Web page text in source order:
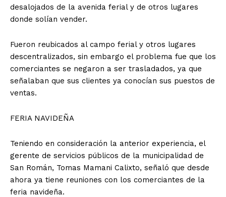
desalojados de la avenida ferial y de otros lugares
donde solían vender.
Fueron reubicados al campo ferial y otros lugares
descentralizados, sin embargo el problema fue que los
comerciantes se negaron a ser trasladados, ya que
señalaban que sus clientes ya conocían sus puestos de
ventas.
FERIA NAVIDEÑA
Teniendo en consideración la anterior experiencia, el
gerente de servicios públicos de la municipalidad de
San Román, Tomas Mamani Calixto, señaló que desde
ahora ya tiene reuniones con los comerciantes de la
feria navideña.